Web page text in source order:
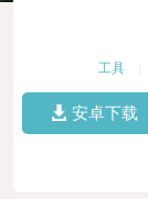
工具
安卓下载